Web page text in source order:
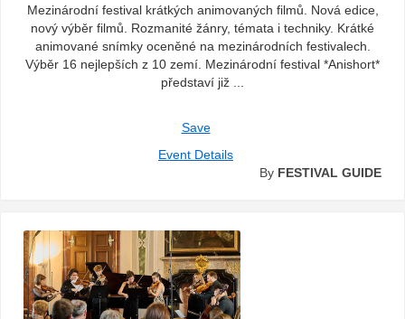
Mezinárodní festival krátkých animovaných filmů. Nová edice,
nový výběr filmů. Rozmanité žánry, témata i techniky. Krátké
animované snímky oceněné na mezinárodních festivalech.
Výběr 16 nejlepších z 10 zemí. Mezinárodní festival *Anishort*
představí již ...
Save
Event Details
By FESTIVAL GUIDE